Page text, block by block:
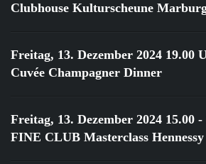
Clubhouse Kulturscheune
Freitag, 13. Dezember 2024 19.00
Cuvée Champagner Dinner
Freitag, 13. Dezember 2024 15.00
FINE CLUB Masterclass Hennessy